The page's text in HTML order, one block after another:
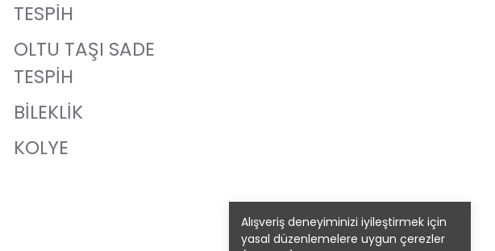
Alışveriş deneyiminizi iyileştirmek için
yasal düzenlemelere uygun çerezler
TESPİH
OLTU TAŞI SADE
TESPİH
BİLEKLİK
KOLYE